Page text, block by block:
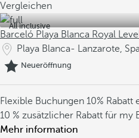
Vergleichen
All inclusive
Barceló Playa Blanca Royal
Playa Blanca- Lanzarote,
Neueröffnung
Flexible Buchungen 10%
10 % zusätzlicher Rabatt für my
Mehr information